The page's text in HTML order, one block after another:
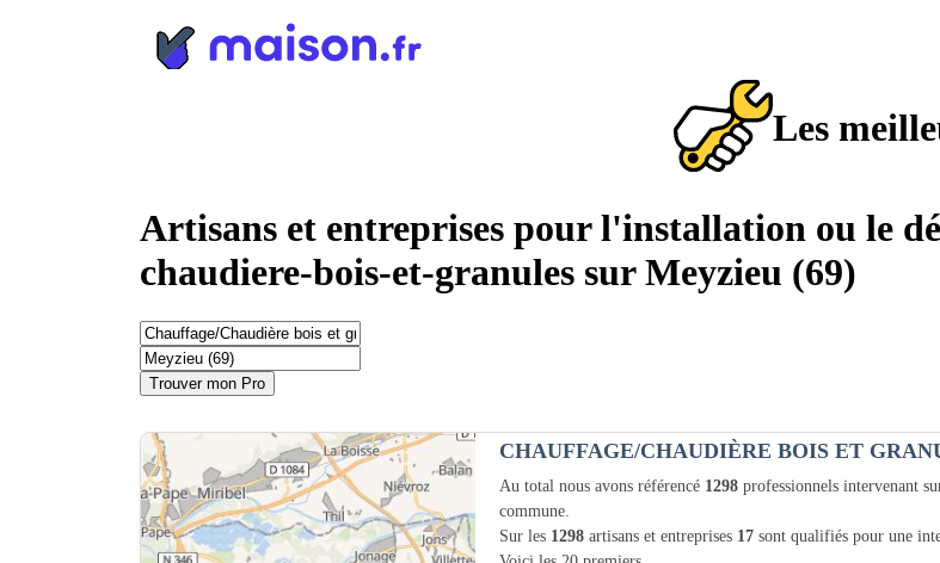
Les
Artisans et entreprises pour l'installation ou le
chaudiere-bois-et-granules sur Meyzieu (69)
Trouver mon Pro
CHAUFFAGE/CHAUDIÈRE BOIS ET
Au total nous avons référencé 1298 professionnels intervenant
commune.
Sur les 1298 artisans et entreprises 17 sont qualifiés pour une